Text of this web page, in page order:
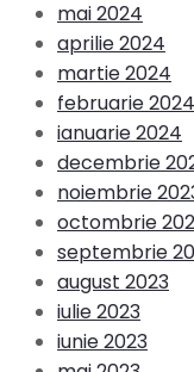
mai 2024
aprilie 2024
martie 2024
februarie 2024
ianuarie 2024
decembrie
noiembrie
octombrie
septembrie
august 2023
iulie 2023
iunie 2023